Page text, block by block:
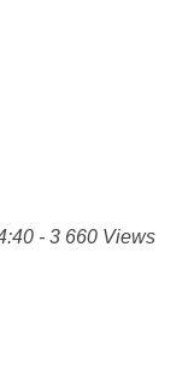
- 3 660 Views